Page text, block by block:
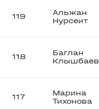
119
Альжан
Нурсеит
118
Баглан
Клышбаев
117
Марина
Тихонова